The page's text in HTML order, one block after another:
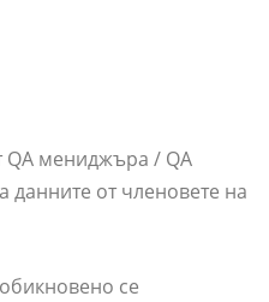
QA мениджъра / QA
данните от членовете на
се